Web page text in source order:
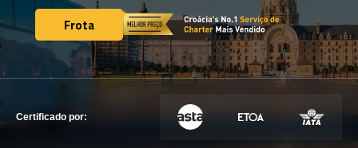
ENTRE EM CONTACTO
ENTRE EM CONTACTO
Frota
Frota
Certificado por: